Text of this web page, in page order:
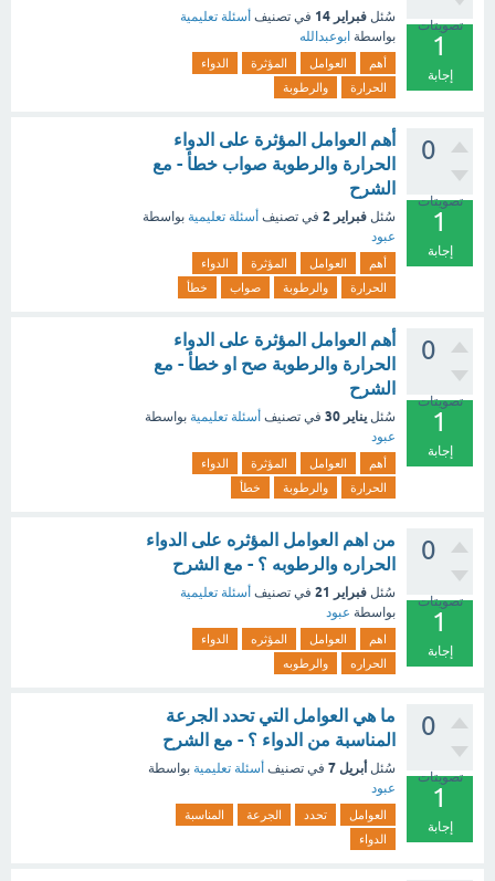
تصويتات
1
إجابة
سُئل فبراير 14 في تصنيف أسئلة تعليمية
بواسطة ابوعبدالله
أهم العوامل المؤثرة
الدواء
الحرارة
والرطوبة
0
تصويتات
1
إجابة
أهم العوامل المؤثرة على الدواء
الحرارة والرطوبة صواب خطأ - مع
الشرح
سُئل فبراير 2 في تصنيف أسئلة تعليمية بواسطة
عبود
أهم العوامل المؤثرة
الدواء
الحرارة
والرطوبة صواب خطأ
0
تصويتات
1
إجابة
أهم العوامل المؤثرة على الدواء
الحرارة والرطوبة صح او خطأ - مع
الشرح
سُئل يناير 30 في تصنيف أسئلة تعليمية بواسطة
عبود
أهم العوامل المؤثرة
الدواء
الحرارة
والرطوبة خطأ
0
تصويتات
1
إجابة
من اهم العوامل المؤثره على الدواء
الحراره والرطوبه ؟ - مع الشرح
سُئل فبراير 21 في تصنيف أسئلة تعليمية
بواسطة عبود
اهم العوامل المؤثره
الدواء
الحراره
والرطوبه
0
تصويتات
1
إجابة
ما هي العوامل التي تحدد الجرعة
المناسبة من الدواء ؟ - مع الشرح
سُئل أبريل 7 في تصنيف أسئلة تعليمية بواسطة
عبود
العوامل تحدد الجرعة
المناسبة
الدواء